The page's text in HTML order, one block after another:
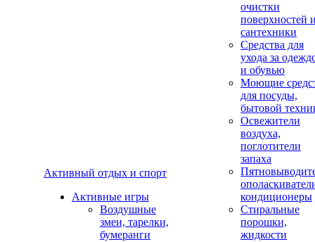
Активный отдых и спорт
Активные игры
Воздушные
змеи, тарелки,
бумеранги
очистки
поверхностей
сантехники
Средства для
ухода за
и обувью
Моющие
для посуды,
бытовой
Освежители
воздуха,
поглотители
запаха
кондиционеры
Стиральные
порошки,
жидкости